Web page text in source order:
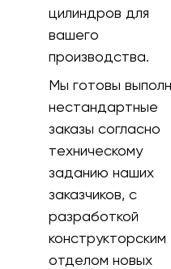
цилиндров для
вашего
производства.
Мы готовы
нестандартные
заказы согласно
техническому
заданию наших
заказчиков, с
разработкой
конструкторским
отделом новых